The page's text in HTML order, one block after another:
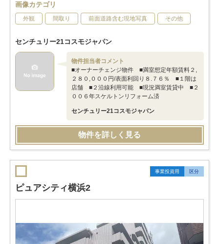
画像カテゴリ
外観 間取り 前面道路含む現地写真 その他
センチュリー21コスモジャパン
物件担当者コメント
■オーナーチェンジ物件 ■満室想定年額賃料２,
２８０,０００円/表面利回り８.７６％ ■１階は
店舗 ■２沿線利用可能 ■現況満室賃貸中 ■２
００６年スケルトンリフォーム済
センチュリー21コスモジャパン
物件を詳しく見る
事業投資用 区分
ピュアシティ横浜2